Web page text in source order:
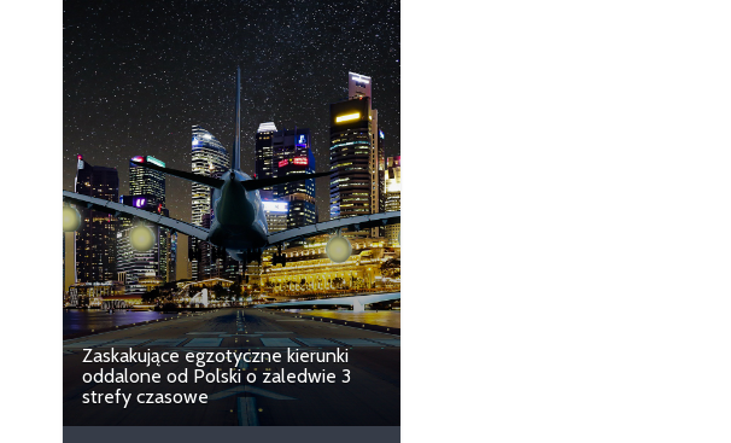
Zaskakujące egzotyczne kierunki
oddalone od Polski o zaledwie 3
strefy czasowe